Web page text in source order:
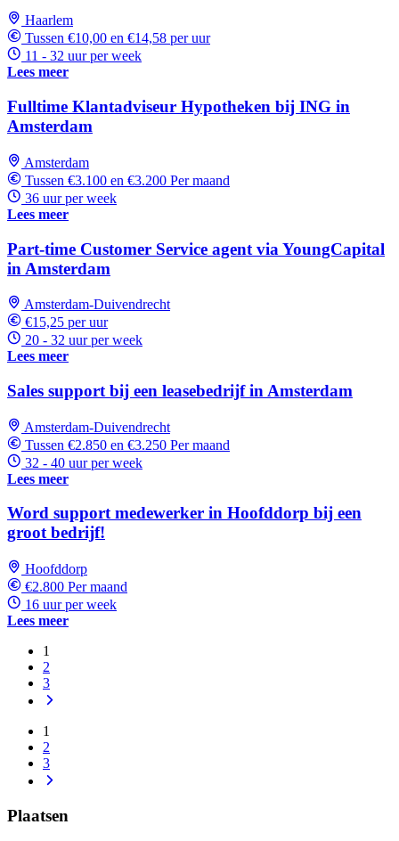
Haarlem
Tussen €10,00 en €14,58 per uur
11 - 32 uur per week
Lees meer
Fulltime Klantadviseur Hypotheken bij ING in
Amsterdam
Amsterdam
Tussen €3.100 en €3.200 Per maand
36 uur per week
Lees meer
Part-time Customer Service agent via YoungCapital
in Amsterdam
Amsterdam-Duivendrecht
€15,25 per uur
20 - 32 uur per week
Lees meer
Sales support bij een leasebedrijf in Amsterdam
Amsterdam-Duivendrecht
Tussen €2.850 en €3.250 Per maand
32 - 40 uur per week
Lees meer
Word support medewerker in Hoofddorp bij een
groot bedrijf!
Hoofddorp
€2.800 Per maand
16 uur per week
Lees meer
1
2
3
1
2
3
Plaatsen